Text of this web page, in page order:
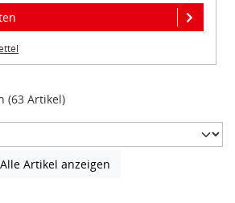
(63 Artikel)
Alle Artikel anzeigen